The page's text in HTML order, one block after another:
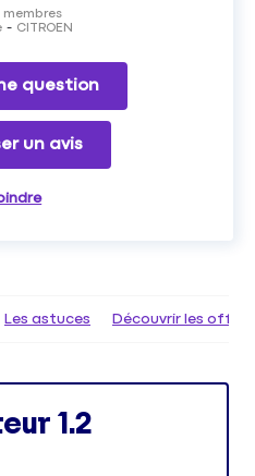
CITROEN
membres
question
un avis
Les astuces Découvrir les
1.2